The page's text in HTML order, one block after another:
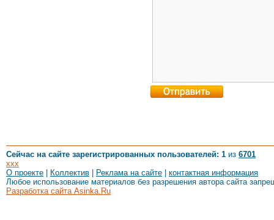
Сейчас на сайте зарегистрированных пользователей: 1 из 6701
xxx
О проекте
Коллектив Реклама на сайте
контактная информация
Любое использование материалов без разрешения автора сайта
Разработка сайта Asinka.Ru